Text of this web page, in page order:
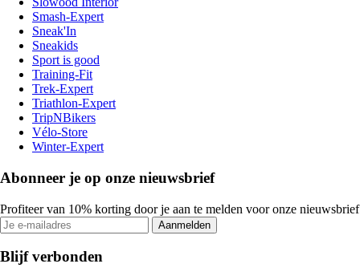
Smash-Expert
Sneak'In
Sneakids
Sport is good
Training-Fit
Trek-Expert
Triathlon-Expert
TripNBikers
Vélo-Store
Winter-Expert
Abonneer je op onze nieuwsbrief
Profiteer van 10% korting door je aan te melden voor onze nieuwsbrief
Aanmelden
Blijf verbonden